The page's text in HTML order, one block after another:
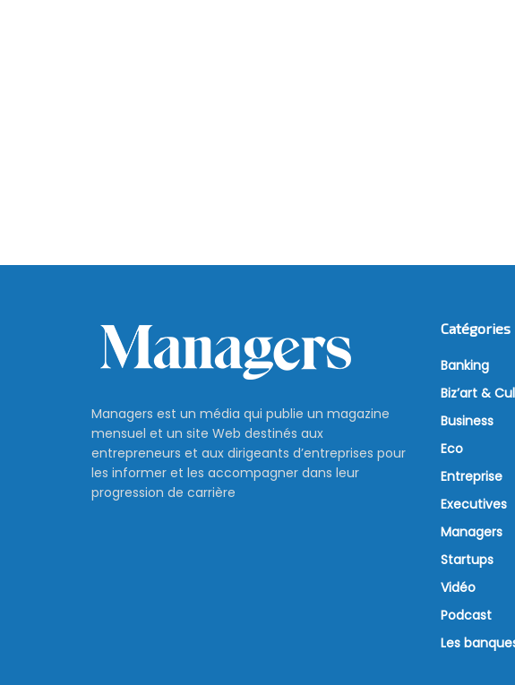
Managers est un média qui publie un magazine
mensuel et un site Web destinés aux
entrepreneurs et aux dirigeants d’entreprises pour
les informer et les accompagner dans leur
progression de carrière
Catégories
Banking
Biz’art &
Business
Eco
Entreprise
Executives
Managers
Startups
Vidéo
Podcast
Les